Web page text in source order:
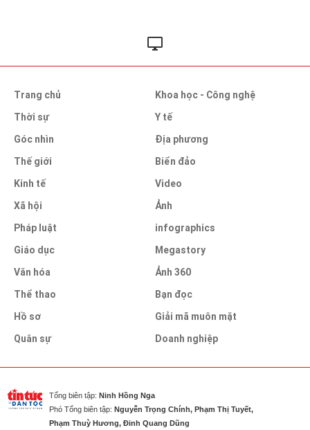
Trang chủ
Thời sự
Góc nhìn
Thế giới
Kinh tế
Xã hội
Pháp luật
Giáo dục
Văn hóa
Thể thao
Hồ sơ
Quân sự
Khoa học - Công nghệ
Y tế
Địa phương
Biển đảo
Video
Ảnh
infographics
Megastory
Ảnh 360
Bạn đọc
Giải mã muôn mặt
Doanh nghiệp
Tổng biên tập: Ninh Hồng Nga
Phó Tổng biên tập: Nguyễn Trọng Chính, Phạm Thị Tuyết,
Phạm Thuỳ Hương, Đinh Quang Dũng